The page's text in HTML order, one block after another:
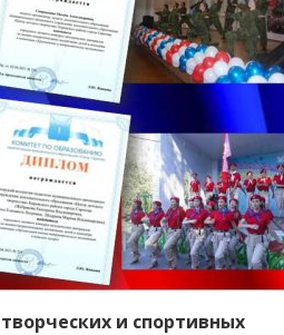
и спортивных